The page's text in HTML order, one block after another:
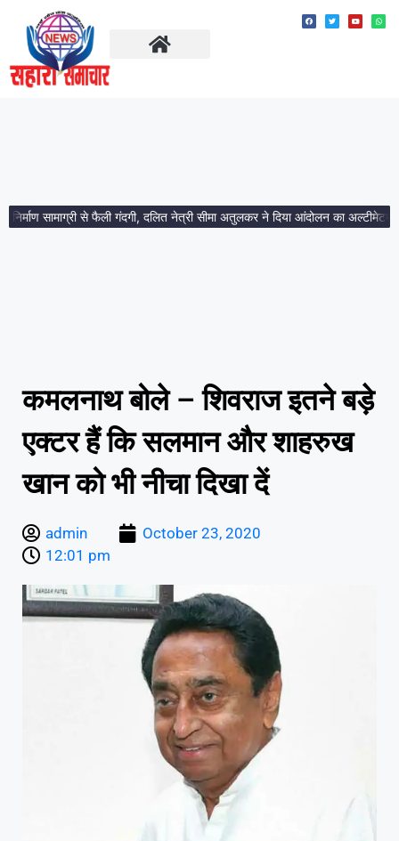
सामाग्री से फैली गंदगी, दलित नेत्री सीमा अतुलकर ने दिया आंदोलन का अल्टीमेटम।
कमलनाथ बोले – शिवराज इतने बड़े
एक्टर हैं कि सलमान और शाहरुख
खान को भी नीचा दिखा दें
admin
October 23, 2020
12:01 pm